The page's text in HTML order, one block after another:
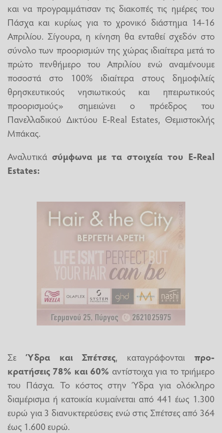
και να προγραμμάτισαν τις διακοπές τις ημέρες του
Πάσχα και κυρίως για το χρονικό διάστημα 14-16
Απριλίου. Σίγουρα, η κίνηση θα ενταθεί σχεδόν στο
σύνολο των προορισμών της χώρας ιδιαίτερα μετά το
πρώτο πενθήμερο του Απριλίου ενώ αναμένουμε
ποσοστά στο 100% ιδιαίτερα στους δημοφιλείς
θρησκευτικούς νησιωτικούς και ηπειρωτικούς
προορισμούς» σημειώνει ο πρόεδρος του
Πανελλαδικού Δικτύου E-Real Estates, Θεμιστοκλής
Μπάκας.
Αναλυτικά σύμφωνα με τα στοιχεία του E-Real
Estates:
Σε Ύδρα και Σπέτσες, καταγράφονταιπρο-
κρατήσεις 78% και 60% αντίστοιχα για το τριήμερο
του Πάσχα. Το κόστος στην Ύδρα για ολόκληρο
διαμέρισμα ή κατοικία κυμαίνεται από 441 έως 1.300
ευρώ για 3 διανυκτερεύσεις ενώ στις Σπέτσες από 364
έως 1.600 ευρώ.